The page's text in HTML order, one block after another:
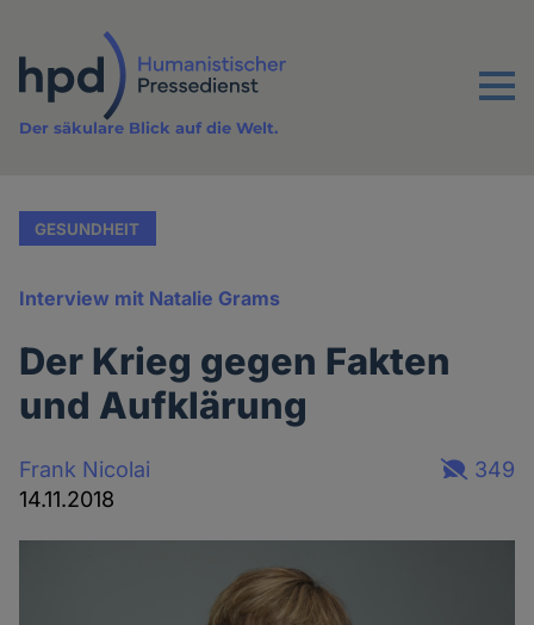
Inhalt
Menu
Der säkulare Blick auf die Welt.
GESUNDHEIT
Interview mit Natalie Grams
Der Krieg gegen Fakten
und Aufklärung
Frank Nicolai
14.11.2018
349